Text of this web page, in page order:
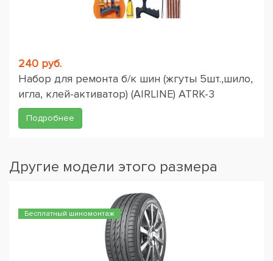
240 руб.
Набор для ремонта б/к шин (жгуты 5шт.,шило,
игла, клей-активатор) (AIRLINE) ATRK-3
Подробнее
Другие модели этого размера
Бесплатный шиномонтаж